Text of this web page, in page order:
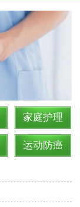
家庭护理
运动防癌